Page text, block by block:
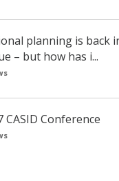
planning is back
– but how has i...
CASID Conference